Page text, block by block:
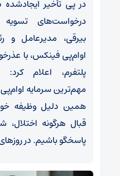
در پی تأخیر
درخواست‌های تسویه
بیرقی، مدیرعامل و
او‌ام‌پی فینکس، با
پلتفرم، اعلام کرد:
مهم‌ترین سرمایه
همین دلیل وظیفه
قبال هرگونه اختلال،
پاسخگو باشیم. در